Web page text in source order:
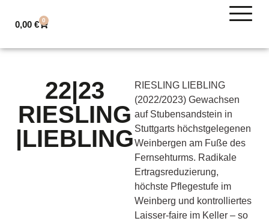
0,00 € 0
22|23
RIESLING
|LIEBLING
RIESLING LIEBLING
(2022/2023) Gewachsen
auf Stubensandstein in
Stuttgarts höchstgelegenen
Weinbergen am Fuße des
Fernsehturms. Radikale
Ertragsreduzierung,
höchste Pflegestufe im
Weinberg und kontrolliertes
Laisser-faire im Keller – so